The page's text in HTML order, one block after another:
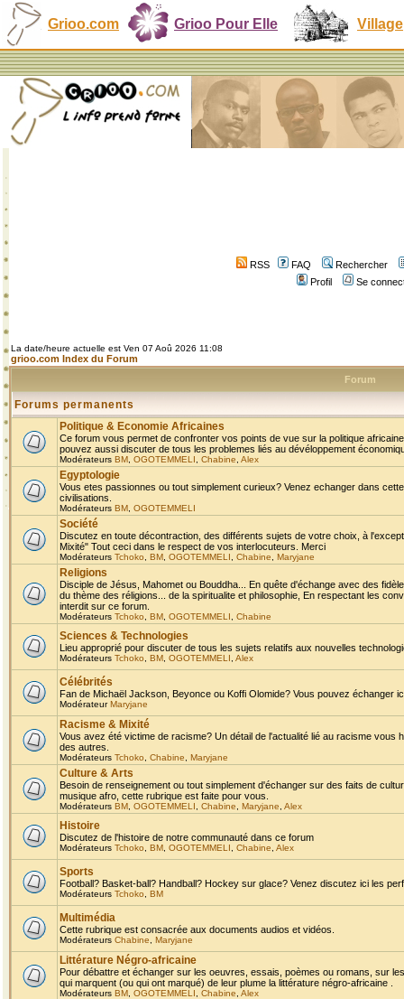
Grioo.com Grioo Pour Elle Village
RSS FAQ
Rechercher
Profil
Se
La date/heure actuelle est Ven 07 Aoû 2026 11:08
grioo.com Index du Forum
Forum
Forums permanents
Politique & Economie Africaines
Ce forum vous permet de confronter vos points de vue sur la politique
pouvez aussi discuter de tous les problemes liés au dévéloppement
Modérateurs BM OGOTEMMELI Chabine Alex
Egyptologie
Vous etes passionnes ou tout simplement curieux? Venez echanger dans
civilisations.
Modérateurs BM OGOTEMMELI
Société
Discutez en toute décontraction, des différents sujets de votre choix, à
Mixité" Tout ceci dans le respect de vos interlocuteurs. Merci
Modérateurs Tchoko BM OGOTEMMELI Chabine Maryjane
Religions
Disciple de Jésus, Mahomet ou Bouddha... En quête d'échange avec des
du thème des réligions... de la spiritualite et philosophie, En respectant les
interdit sur ce forum.
Modérateurs Tchoko BM OGOTEMMELI Chabine
Sciences & Technologies
Lieu approprié pour discuter de tous les sujets relatifs aux nouvelles
Modérateurs Tchoko BM OGOTEMMELI Alex
Célébrités
Fan de Michaël Jackson, Beyonce ou Koffi Olomide? Vous pouvez échanger
ModérateurMaryjane
Racisme & Mixité
Vous avez été victime de racisme? Un détail de l'actualité lié au racisme
des autres.
Modérateurs Tchoko Chabine Maryjane
Culture & Arts
Besoin de renseignement ou tout simplement d'échanger sur des faits de
musique afro, cette rubrique est faite pour vous.
Modérateurs BM OGOTEMMELI Chabine Maryjane Alex
Histoire
Discutez de l'histoire de notre communauté dans ce forum
Modérateurs Tchoko BM OGOTEMMELI Chabine Alex
Sports
Football? Basket-ball? Handball? Hockey sur glace? Venez discutez ici les
Modérateurs Tchoko BM
Multimédia
Cette rubrique est consacrée aux documents audios et vidéos.
Modérateurs Chabine Maryjane
Littérature Négro-africaine
Pour débattre et échanger sur les oeuvres, essais, poèmes ou romans, sur
qui marquent (ou qui ont marqué) de leur plume la littérature négro-africaine .
Modérateurs BM OGOTEMMELI Chabine Alex